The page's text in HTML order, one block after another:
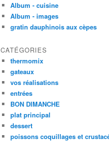
Album - cuisine
Album - images
gratin dauphinois aux cèpes
CATÉGORIES
thermomix
gateaux
vos réalisations
entrées
BON DIMANCHE
plat principal
dessert
poissons coquillages et